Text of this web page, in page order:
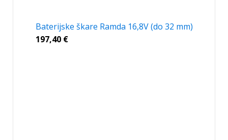
Baterijske škare Ramda 16,8V (do 32 mm)
197,40 €